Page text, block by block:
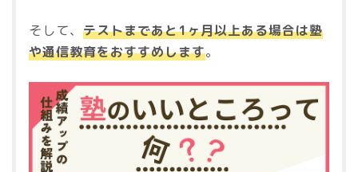
そして、 テストまであと1ヶ月以上ある場合は塾
や通信教育をおすすめします。